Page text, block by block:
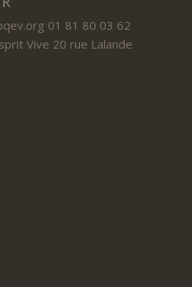
01 81 80 03 62
Vive 20 rue Lalande